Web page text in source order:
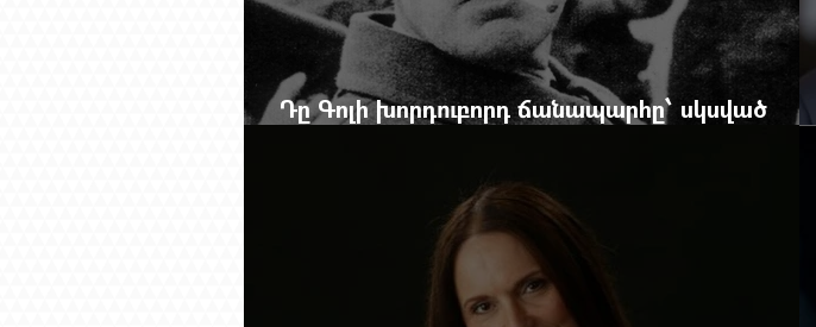
Դը Գոլի խորդուբորդ ճանապարհը՝ սկսված